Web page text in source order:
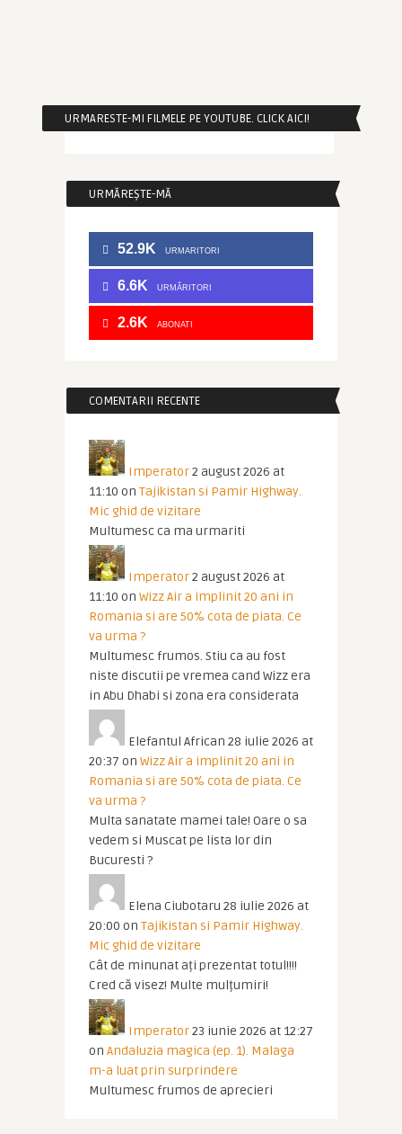
URMARESTE-MI FILMELE PE YOUTUBE. CLICK AICI!
URMĂREȘTE-MĂ
52.9K URMARITORI
6.6K URMĂRITORI
2.6K ABONATI
COMENTARII RECENTE
Imperator2 august 2026 at
11:10 on Tajikistan si Pamir Highway.
Mic ghid de vizitare
Multumesc ca ma urmariti
Imperator2 august 2026 at
11:10 on Wizz Air a implinit 20 ani in
Romania si are 50% cota de piata. Ce
va urma ?
Multumesc frumos. Stiu ca au fost
niste discutii pe vremea cand Wizz era
in Abu Dhabi si zona era considerata
Elefantul African 28 iulie 2026 at
20:37 on Wizz Air a implinit 20 ani in
Romania si are 50% cota de piata. Ce
va urma ?
Multa sanatate mamei tale! Oare o sa
vedem si Muscat pe lista lor din
Bucuresti ?
Elena Ciubotaru 28 iulie 2026 at
20:00 on Tajikistan si Pamir Highway.
Mic ghid de vizitare
Cât de minunat ați prezentat totul!!!!
Cred că visez! Multe mulțumiri!
Imperator23 iunie 2026 at 12:27
on Andaluzia magica (ep. 1). Malaga
m-a luat prin surprindere
Multumesc frumos de aprecieri